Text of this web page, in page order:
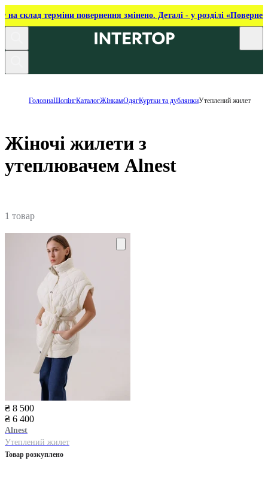
на склад терміни повернення змінено. Деталі - у розділі
ГоловнаШопінгКаталогЖінкамОдягКуртки та дублянкиУтеплений жилет
Жіночі жилети з
утеплювачем Alnest
1 товар
₴ 8 500
₴ 6 400
Alnest
Утеплений жилет
Товар розкуплено